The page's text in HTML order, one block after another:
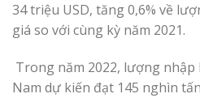
34 triệu USD, tăng 0,6% về
giá so với cùng kỳ năm 2021.
Trong năm 2022, lượng nhập
Nam dự kiến đạt 145 nghìn